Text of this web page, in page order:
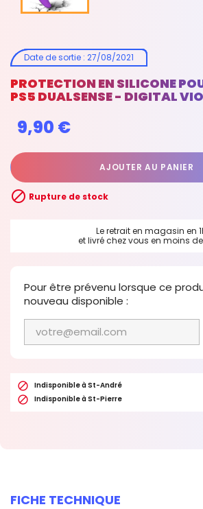
Date de sortie : 27/08/2021
PROTECTION EN SILICONE
PS5 DUALSENSE - DIGITAL
9,90 €
AJOUTER AU PANIER
 Rupture de stock
Le retrait en magasin en
et livré chez vous en moins
Pour être prévenu lorsque ce
nouveau disponible :
 Indisponible à St-André
 Indisponible à St-Pierre
FICHE TECHNIQUE